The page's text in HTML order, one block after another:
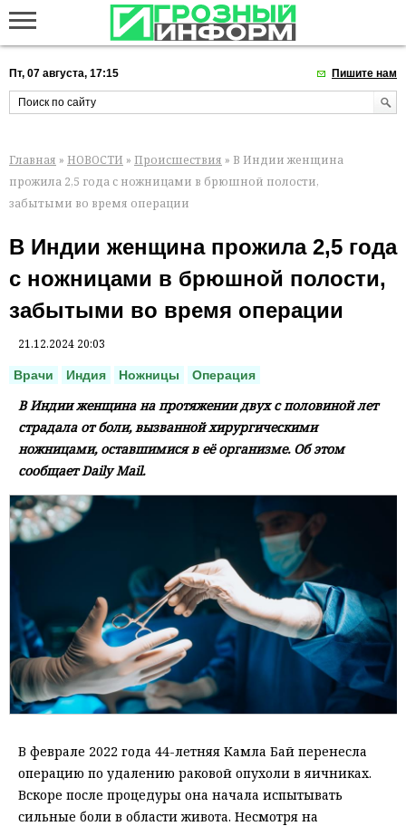
Пт, 07 августа, 17:15 Пишите нам
Главная » НОВОСТИ » Происшествия » В Индии женщина
прожила 2,5 года с ножницами в брюшной полости,
забытыми во время операции
В Индии женщина прожила 2,5 года
с ножницами в брюшной полости,
забытыми во время операции
21.12.2024 20:03
Врачи Индия Ножницы Операция
В Индии женщина на протяжении двух с половиной лет
страдала от боли, вызванной хирургическими
ножницами, оставшимися в её организме. Об этом
сообщает Daily Mail.
В феврале 2022 года 44-летняя Камла Бай перенесла
операцию по удалению раковой опухоли в яичниках.
Вскоре после процедуры она начала испытывать
сильные боли в области живота. Несмотря на